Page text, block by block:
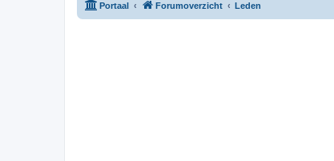
Portaal Forumoverzicht Leden